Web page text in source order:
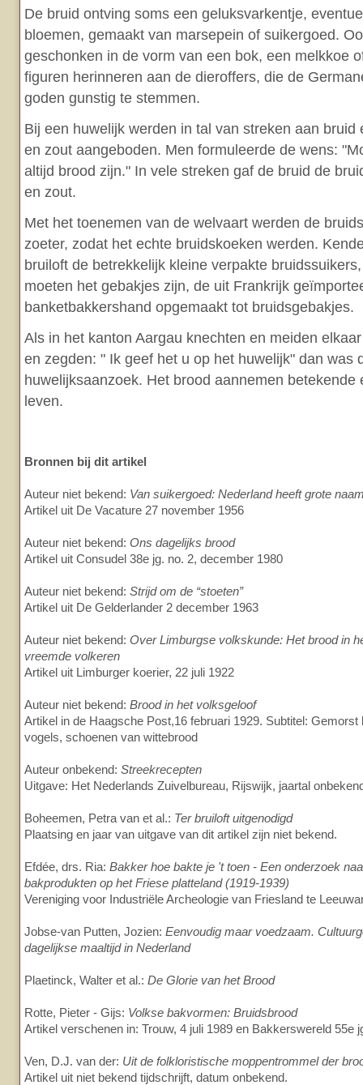
De bruid ontving soms een geluksvarkentje,
bloemen, gemaakt van marsepein of suikergoed.
geschonken in de vorm van een bok, een melkkoe
figuren herinneren aan de dieroffers, die de
goden gunstig te stemmen.
Bij een huwelijk werden in tal van streken aan bruid
en zout aangeboden. Men formuleerde de wens:
altijd brood zijn." In vele streken gaf de bruid de
en zout.
Met het toenemen van de welvaart werden de
zoeter, zodat het echte bruidskoeken werden.
bruiloft de betrekkelijk kleine verpakte
moeten het gebakjes zijn, de uit Frankrijk
banketbakkershand opgemaakt tot bruidsgebakjes.
Als in het kanton Aargau knechten en meiden
en zegden: " Ik geef het u op het huwelijk" dan was
huwelijksaanzoek. Het brood aannemen betekende
leven.
Bronnen bij dit artikel
Auteur niet bekend: Van suikergoed: Nederland heeft grote
Artikel uit De Vacature 27 november 1956
Auteur niet bekend: Ons dagelijks brood
Artikel uit Consudel 38e jg. no. 2, december 1980
Auteur niet bekend: Strijd om de “stoeten”
Artikel uit De Gelderlander 2 december 1963
Auteur niet bekend: Over Limburgse volkskunde: Het brood in
vreemde volkeren
Artikel uit Limburger koerier, 22 juli 1922
Auteur niet bekend: Brood in het volksgeloof
Artikel in de Haagsche Post,16 februari 1929. Subtitel: Gemorst
vogels, schoenen van wittebrood
Auteur onbekend: Streekrecepten
Uitgave: Het Nederlands Zuivelbureau, Rijswijk, jaartal
Boheemen, Petra van et al.: Ter bruiloft uitgenodigd
Plaatsing en jaar van uitgave van dit artikel zijn niet bekend.
Efdée, drs. Ria: Bakker hoe bakte je 't toen - Een onderzoek
bakprodukten op het Friese platteland (1919-1939)
Vereniging voor Industriële Archeologie van Friesland te
Jobse-van Putten, Jozien: Eenvoudig maar voedzaam.
dagelijkse maaltijd in Nederland
Plaetinck, Walter et al.: De Glorie van het Brood
Rotte, Pieter - Gijs: Volkse bakvormen: Bruidsbrood
Artikel verschenen in: Trouw, 4 juli 1989 en Bakkerswereld 55e
Ven, D.J. van der: Uit de folkloristische moppentrommel der
Artikel uit niet bekend tijdschrijft, datum onbekend.